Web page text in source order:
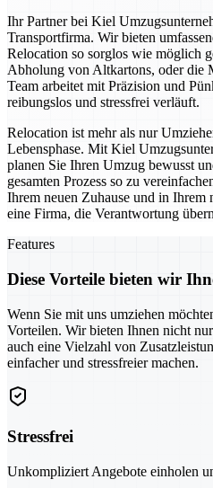
Ihr Partner bei Kiel
Transportfirma. Wir bieten
Relocation so sorglos wie möglich
Abholung von Altkartons, oder die
Team arbeitet mit Präzision und
reibungslos und stressfrei verläuft.
Relocation ist mehr als nur
Lebensphase. Mit Kiel
planen Sie Ihren Umzug bewusst
gesamten Prozess so zu
Ihrem neuen Zuhause und in Ihrem
eine Firma, die Verantwortung
Features
Diese Vorteile bieten wir
Wenn Sie mit uns umziehen
Vorteilen. Wir bieten Ihnen nicht
auch eine Vielzahl von
einfacher und stressfreier machen.
Stressfrei
Unkompliziert Angebote einholen